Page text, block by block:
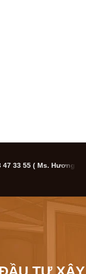
47 33 55 ( Ms. Hương